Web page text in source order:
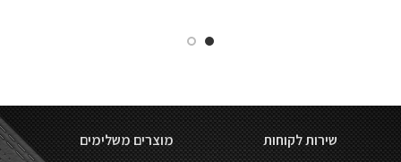
מוצרים משלימים שירות לקוחות